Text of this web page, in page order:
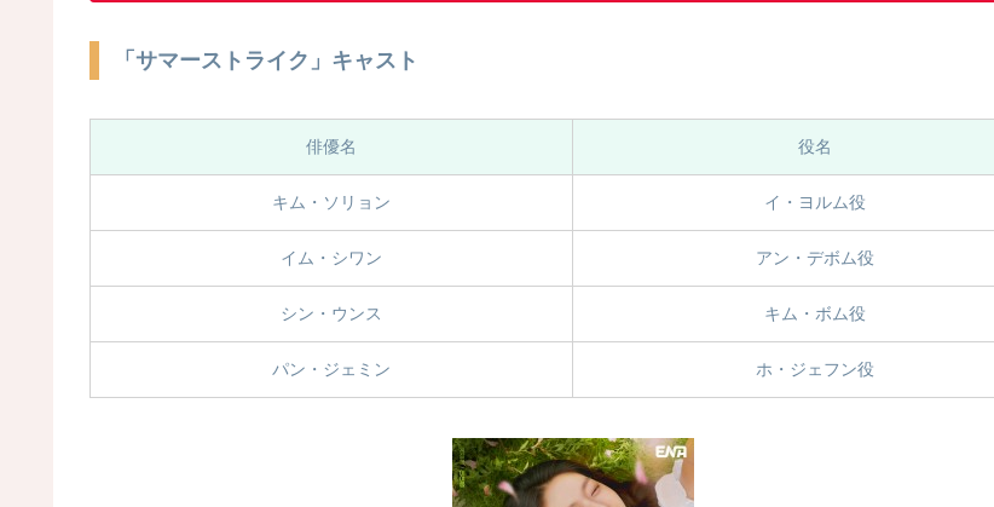
「サマーストライク」キャスト
俳優名 役名
キム・ソリョン イ・ヨルム役
イム・シワン アン・デボム役
シン・ウンス キム・ボム役
パン・ジェミン ホ・ジェフン役